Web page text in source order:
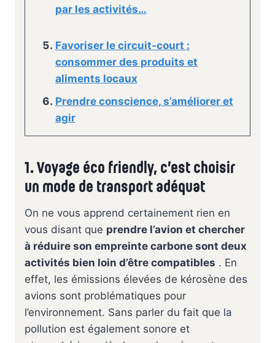
par les activités…
Favoriser le circuit-court :
consommer des produits et
aliments locaux
Prendre conscience, s’améliorer et
agir
1. Voyage éco friendly, c’est choisir
un mode de transport adéquat
On ne vous apprend certainement rien en
vous disant que prendre l’avion et chercher
à réduire son empreinte carbone sont deux
activités bien loin d’être compatibles . En
effet, les émissions élevées de kérosène des
avions sont problématiques pour
l’environnement. Sans parler du fait que la
pollution est également sonore et